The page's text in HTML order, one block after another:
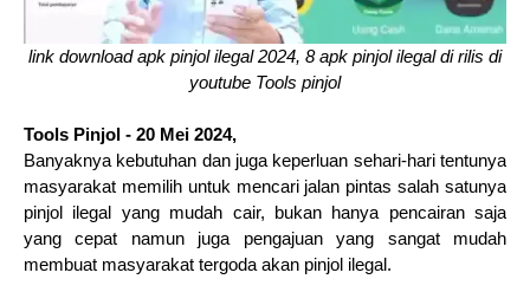
link download apk pinjol ilegal 2024, 8 apk pinjol ilegal di rilis di
youtube Tools pinjol
Tools Pinjol - 20 Mei 2024,
Banyaknya kebutuhan dan juga keperluan sehari-hari tentunya
masyarakat memilih untuk mencari jalan pintas salah satunya
pinjol ilegal yang mudah cair, bukan hanya pencairan saja
yang cepat namun juga pengajuan yang sangat mudah
membuat masyarakat tergoda akan pinjol ilegal.